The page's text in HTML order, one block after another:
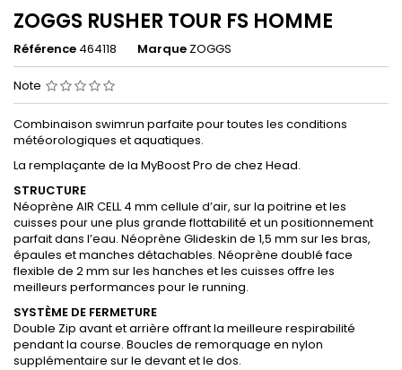
ZOGGS RUSHER TOUR FS HOMME
Référence 464118 Marque ZOGGS
Note
Combinaison swimrun parfaite pour toutes les conditions
météorologiques et aquatiques.
La remplaçante de la MyBoost Pro de chez Head.
STRUCTURE
Néoprène AIR CELL 4 mm cellule d’air, sur la poitrine et les
cuisses pour une plus grande flottabilité et un positionnement
parfait dans l’eau. Néoprène Glideskin de 1,5 mm sur les bras,
épaules et manches détachables. Néoprène doublé face
flexible de 2 mm sur les hanches et les cuisses offre les
meilleurs performances pour le running.
SYSTÈME DE FERMETURE
Double Zip avant et arrière offrant la meilleure respirabilité
pendant la course. Boucles de remorquage en nylon
supplémentaire sur le devant et le dos.